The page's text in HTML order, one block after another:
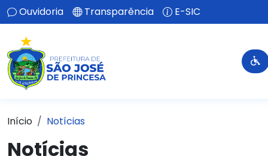
Ouvidoria Transparência E-SIC
Início Notícias
Notícias